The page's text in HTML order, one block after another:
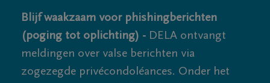
Blijf waakzaam voor phishingberichten
(poging tot oplichting) - DELA ontvangt
meldingen over valse berichten via
zogezegde privécondoléances. Onder het